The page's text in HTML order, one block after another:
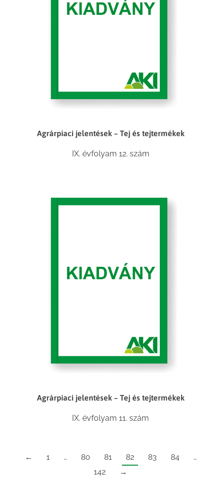
Agrárpiaci jelentések – Tej és tejtermékek
IX. évfolyam 12. szám
Agrárpiaci jelentések – Tej és tejtermékek
IX. évfolyam 11. szám
← 1 … 80 81 82 83 84
…
142
→